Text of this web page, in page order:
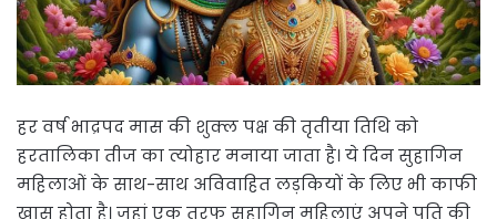
हर वर्ष भाद्रपद मास की शुक्ल पक्ष की तृतीया तिथि को
हरतालिका तीज का त्योहार मनाया जाता है। ये दिन सुहागिन
महिलाओं के साथ-साथ अविवाहित लड़कियों के लिए भी काफी
खास होता है। जहां एक तरफ सुहागिन महिलाएं अपने पति की